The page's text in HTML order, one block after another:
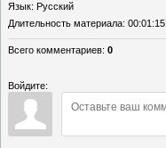
Язык: Русский
Длительность материала: 00:01:15
Всего комментариев: 0
Войдите: